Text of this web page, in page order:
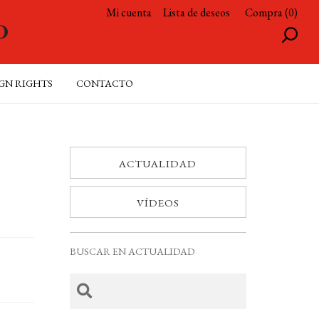
Mi cuenta Lista de deseos Compra (0)
RIGHTS CONTACTO
ACTUALIDAD
VÍDEOS
BUSCAR EN ACTUALIDAD